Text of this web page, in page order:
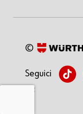
©
tiktok